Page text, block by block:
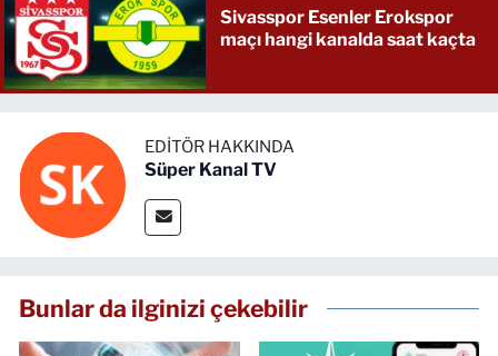
Sivasspor Esenler Erokspor
maçı hangi kanalda saat kaçta
EDITÖR HAKKINDA
Süper Kanal TV
Bunlar da ilginizi çekebilir